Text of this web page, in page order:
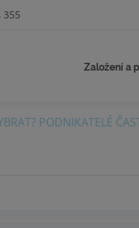
355
Založení a
PODNIKATELÉ